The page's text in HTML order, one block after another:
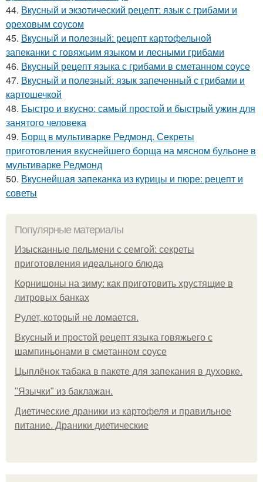
44. Вкусный и экзотический рецепт: язык с грибами и
ореховым соусом
45. Вкусный и полезный: рецепт картофельной
запеканки с говяжьим языком и лесными грибами
46. Вкусный рецепт языка с грибами в сметанном соусе
47. Вкусный и полезный: язык запеченный с грибами и
картошечкой
48. Быстро и вкусно: самый простой и быстрый ужин для
занятого человека
49. Борщ в мультиварке Редмонд. Секреты
приготовления вкуснейшего борща на мясном бульоне в
мультиварке Редмонд
50. Вкуснейшая запеканка из курицы и пюре: рецепт и
советы
Популярные материалы
Изысканные пельмени с семгой: секреты
приготовления идеального блюда
Корнишоны на зиму: как приготовить хрустящие в
литровых банках
Рулет, который не ломается.
Вкусный и простой рецепт языка говяжьего с
шампиньонами в сметанном соусе
Цыплёнок табака в пакете для запекания в духовке.
"Язычки" из баклажан.
Диетические драники из картофеля и правильное
питание. Драники диетические